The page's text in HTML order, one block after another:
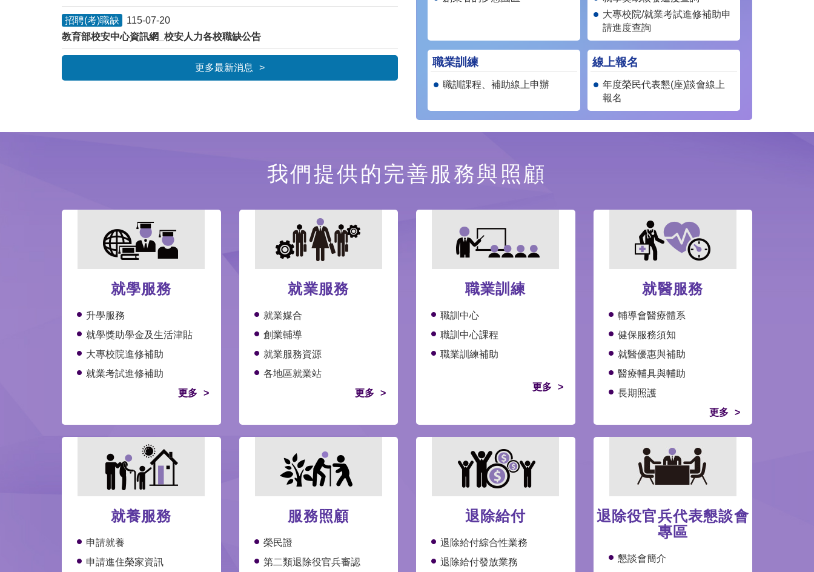
招聘(考)職缺
115-07-20
教育部校安中心資訊網_校安人力各校職缺公告
更多最新消息
大專校院/就業考試進修補助申
請進度查詢
職業訓練
職訓課程、補助線上申辦
線上報名
年度榮民代表懇(座)談會線上
報名
我們提供的完善服務與照顧
就學服務
升學服務
就學獎助學金及生活津貼
大專校院進修補助
就業考試進修補助
更多
就業服務
就業媒合
創業輔導
就業服務資源
各地區就業站
更多
職業訓練
職訓中心
職訓中心課程
職業訓練補助
更多
就醫服務
輔導會醫療體系
健保服務須知
就醫優惠與補助
醫療輔具與輔助
長期照護
更多
就養服務
申請就養
申請進住榮家資訊
服務照顧
榮民證
第二類退除役官兵審認
退除給付
退除給付綜合性業務
退除給付發放業務
退除役官兵代表懇談會
專區
懇談會簡介